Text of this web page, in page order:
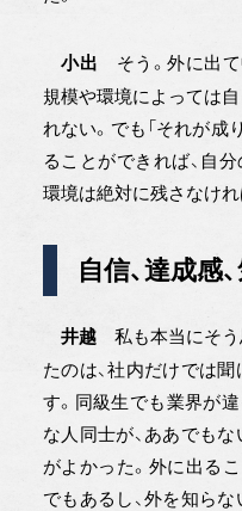
小出
そう。外に出
規模や環境によっては
れない。でも「それが成
ることができれば、自
環境は絶対に残さなけれ
自信、達成感
井越私も本当にそう
たのは、社内だけでは
す。同級生でも業界が
な人同士が、ああでも
がよかった。外に出る
でもあるし、外を知ら